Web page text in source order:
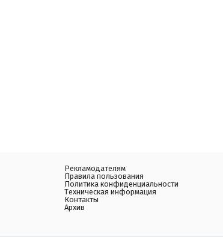
Рекламодателям
Правила пользования
Политика конфиденциальности
Техническая информация
Контакты
Архив